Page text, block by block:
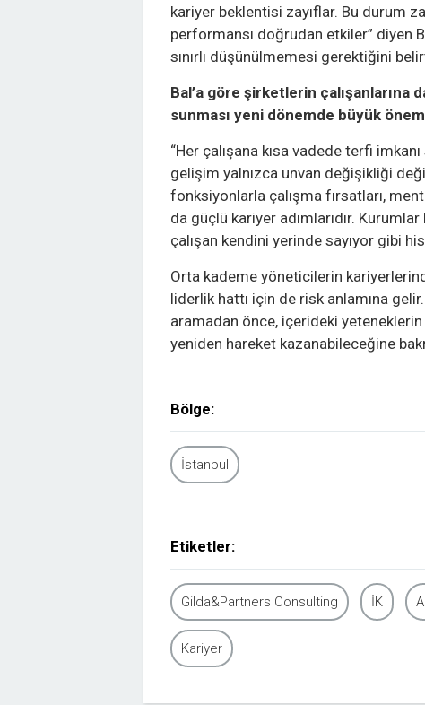
kariyer beklentisi zayıflar. Bu durum
performansı doğrudan etkiler” diyen
sınırlı düşünülmemesi gerektiğini
Bal’a göre şirketlerin çalışanlarına
sunması yeni dönemde büyük
“Her çalışana kısa vadede terfi
gelişim yalnızca unvan değişikliği
fonksiyonlarla çalışma fırsatları,
da güçlü kariyer adımlarıdır.
çalışan kendini yerinde sayıyor gibi
Orta kademe yöneticilerin
liderlik hattı için de risk anlamına
aramadan önce, içerideki
yeniden hareket kazanabileceğine
Bölge:
İstanbul
Etiketler:
Gilda&Partners Consulting İK
Kariyer